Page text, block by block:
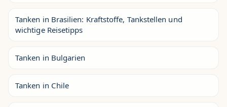
Tanken in Brasilien: Kraftstoffe, Tankstellen und
wichtige Reisetipps
Tanken in Bulgarien
Tanken in Chile